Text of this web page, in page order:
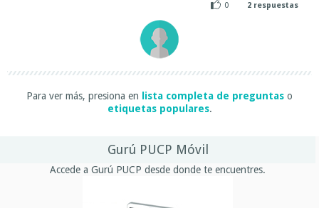
0
2 respuestas
Para ver más, presiona en lista completa de preguntas o
etiquetas populares.
Gurú PUCP Móvil
Accede a Gurú PUCP desde donde te encuentres.